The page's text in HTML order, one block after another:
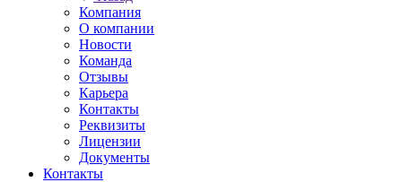
Компания
О компании
Новости
Команда
Отзывы
Карьера
Контакты
Реквизиты
Лицензии
Документы
Контакты